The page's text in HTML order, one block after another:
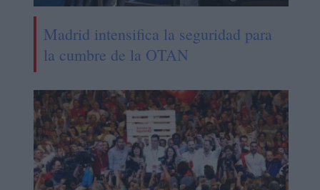
Madrid intensifica la seguridad para
la cumbre de la OTAN